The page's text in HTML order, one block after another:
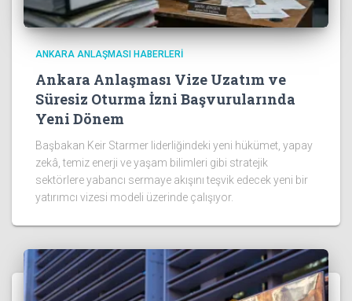
ANKARA ANLAŞMASI HABERLERI
Ankara Anlaşması Vize Uzatım ve
Süresiz Oturma İzni Başvurularında
Yeni Dönem
Başbakan Keir Starmer liderliğindeki yeni hükümet, yapay
zekâ, temiz enerji ve yaşam bilimleri gibi stratejik
sektörlere yabancı sermaye akışını teşvik edecek yeni bir
yatırımcı vizesi modeli üzerinde çalışıyor.